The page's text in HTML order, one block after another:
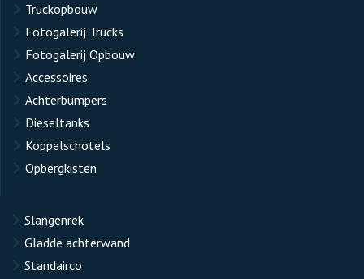
Truckopbouw
Fotogalerij Trucks
Fotogalerij Opbouw
Accessoires
Achterbumpers
Dieseltanks
Koppelschotels
Opbergkisten
Slangenrek
Gladde achterwand
Standairco